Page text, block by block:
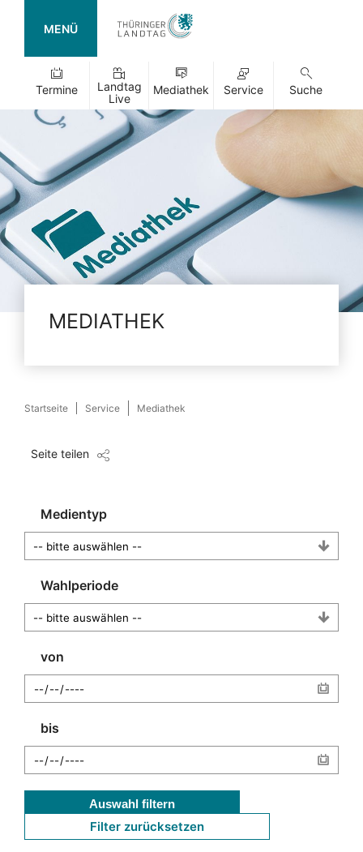
MENÜ
Termine
Landtag
Live
Mediathek Service Suche
MEDIATHEK
Startseite Service Mediathek
Seite teilen
Medientyp
Wahlperiode
von
bis
Auswahl filtern
Filter zurücksetzen